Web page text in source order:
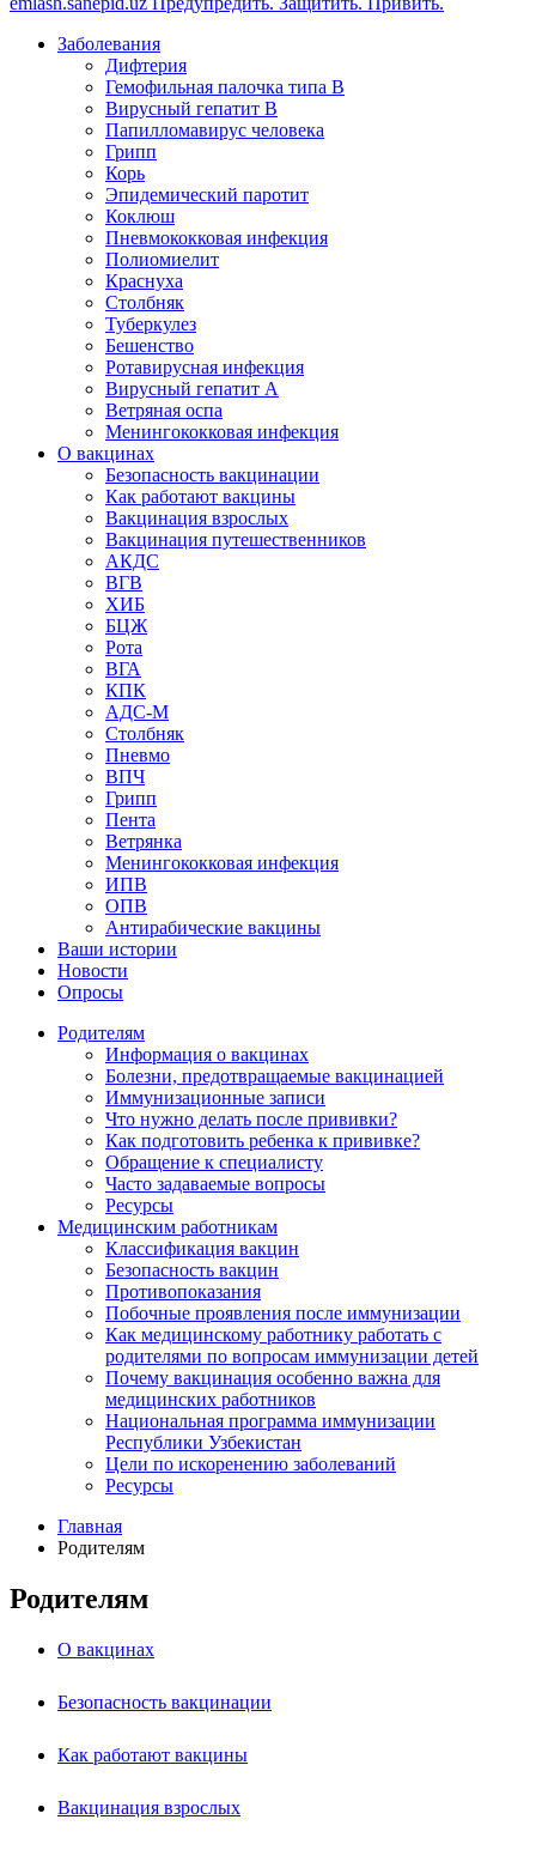
Заболевания
Дифтерия
Гемофильная палочка типа B
Вирусный гепатит В
Папилломавирус человека
Грипп
Корь
Эпидемический паротит
Коклюш
Пневмококковая инфекция
Полиомиелит
Краснуха
Столбняк
Туберкулез
Бешенство
Ротавирусная инфекция
Вирусный гепатит А
Ветряная оспа
Менингококковая инфекция
О вакцинах
Безопасность вакцинации
Как работают вакцины
Вакцинация взрослых
Вакцинация путешественников
АКДС
ВГВ
ХИБ
БЦЖ
Рота
ВГА
КПК
АДС-М
Столбняк
Пневмо
ВПЧ
Грипп
Пента
Ветрянка
Менингококковая инфекция
ИПВ
ОПВ
Антирабические вакцины
Ваши истории
Новости
Опросы
Родителям
Информация о вакцинах
Болезни, предотвращаемые вакцинацией
Иммунизационные записи
Что нужно делать после прививки?
Как подготовить ребенка к прививке?
Обращение к специалисту
Часто задаваемые вопросы
Ресурсы
Медицинским работникам
Классификация вакцин
Безопасность вакцин
Противопоказания
Побочные проявления после иммунизации
Как медицинскому работнику работать с
родителями по вопросам иммунизации детей
Почему вакцинация особенно важна для
медицинских работников
Национальная программа иммунизации
Республики Узбекистан
Цели по искоренению заболеваний
Ресурсы
Главная
Родителям
Родителям
О вакцинах
Безопасность вакцинации
Как работают вакцины
Вакцинация взрослых